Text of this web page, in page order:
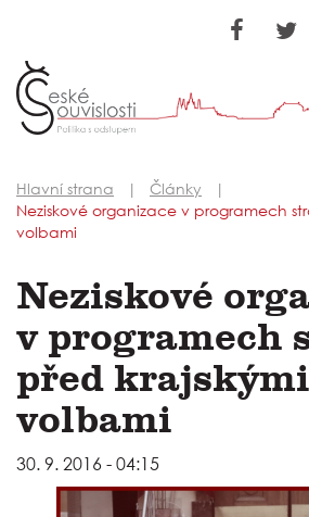
Hlavní strana
Články
Neziskové organizace v programech
volbami
Neziskové
v programech
před krajskými
volbami
30. 9. 2016 - 04:15